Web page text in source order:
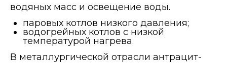
водяных масс и освещение воды.
паровых котлов низкого давления;
водогрейных котлов с низкой
температурой нагрева.
В металлургической отрасли антрацит-